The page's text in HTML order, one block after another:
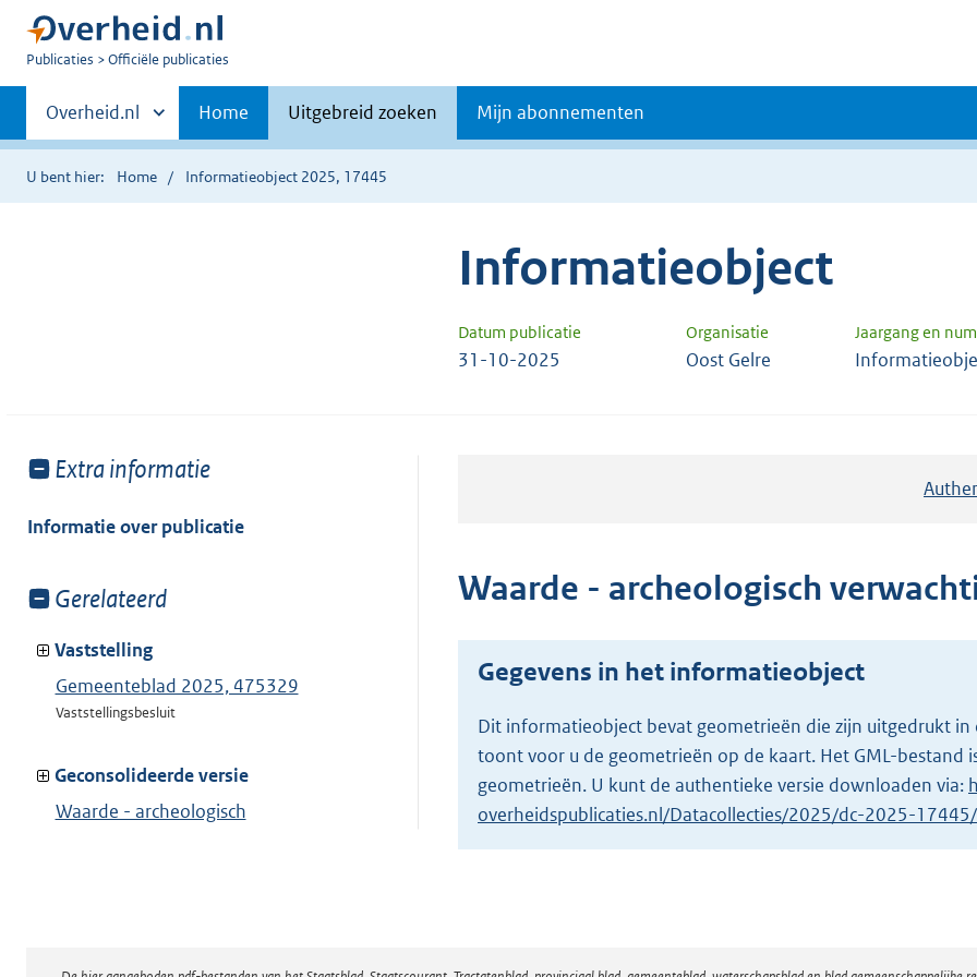
U
Publicaties Officiële publicaties
Primaire
navigatie
Andere
sites
binnen
Overheid.nl Home Uitgebreid zoeken Mijn abonnementen
U bent hier: Home Informatieobject 2025, 17445
Informatieobject
Datum publicatie Organisatie Jaargang en
31-10-2025 Oost Gelre
Toon
van:
Extra informatie
Informatie over publicatie
Toon
van:
Gerelateerd
Vaststelling
Gemeenteblad 2025, 475329
Vaststellingsbesluit
Geconsolideerde versie
Waarde - archeologisch
Waarde - archeologisch
Gegevens in het informatieobject
Dit informatieobject bevat geometrieën die zijn uitgedrukt in
toont voor u de geometrieën op de kaart. Het GML-bestand
geometrieën. U kunt de authentieke versie downloaden via:
overheidspublicaties.nl/Datacollecties/2025/dc-2025-